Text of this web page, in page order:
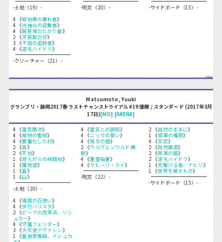
-土地（19）-
4 《緑地帯の暴れ者》
4 《光袖会の収集者》
4 《屑鉄場のたかり屋》
2 《牙長獣の仔》
3 《不屈の追跡者》
4 《逆毛ハイドラ》
-クリーチャー（21）-
-呪文（20）-
-サイドボード（15）-
Matsumoto, Yuuki
グランプリ・静岡2017春 ラストチャンストライアル#19 優勝 / スタンダード (2017年3月
17日)[MO] [ARENA]
4 《霊気拠点》
4 《植物の聖域》
4 《要塞化した村》
2 《森》
2 《平地》
1 《燃えがらの林間地》
1 《獲物道》
1 《島》
1 《山》
-土地（20）-
4 《導路の召使い》
4 《歩行バリスタ》
2 《ピーマの改革派、リシ
ュカー》
4 《守護フェリダー》
3 《大天使アヴァシン》
1 《墓後家蜘蛛、イシュカ
4 《霊気との調和》
4 《ニッサの誓い》
4 《発生の器》
2 《ウルヴェンワルド横
断》
4 《蓄霊稲妻》
4 《サヒーリ・ライ》
-呪文（22）-
2 《自然のままに》
1 《領事の権限》
4 《否認》
2 《自然廃退》
2 《停滞の罠》
2 《逆毛ハイドラ》
1 《先駆ける者、ナヒリ》
1 《世界を壊すもの》
-サイドボード（15）-